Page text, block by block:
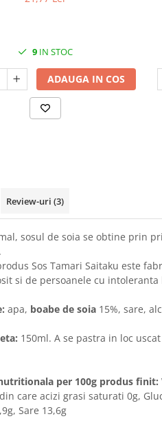
9IN STOC
ADAUGA IN COS
Review-uri (3)
sosul de soia se obtine prin
Sos Tamari Saitaku este
si de persoanele cu intoleranta
apa, boabe de soia 15%, sare,
150ml. A se pastra in loc
per 100g produs finit:
care acizi grasi saturati 0g,
Sare 13,6g